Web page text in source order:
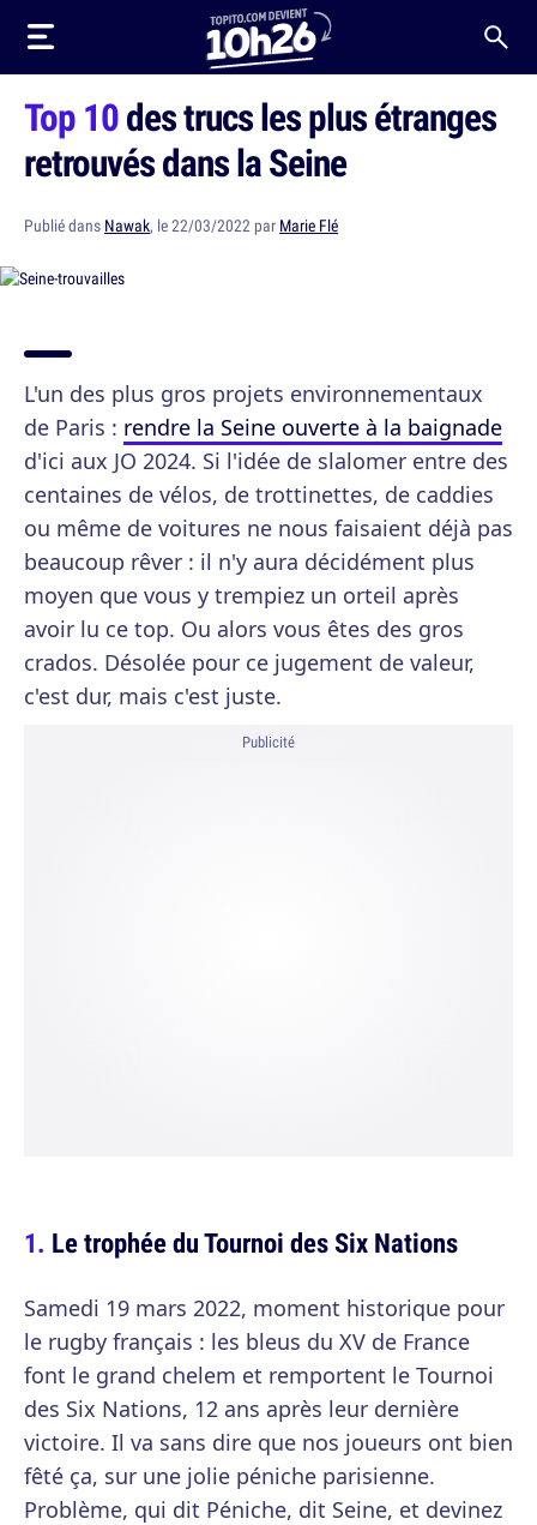
Top 10des trucs les plus étranges
retrouvés dans la Seine
Publié dans Nawak, le 22/03/2022 par Marie Flé
L'un des plus gros projets environnementaux
de Paris : rendre la Seine ouverte à la baignade
d'ici aux JO 2024. Si l'idée de slalomer entre des
centaines de vélos, de trottinettes, de caddies
ou même de voitures ne nous faisaient déjà pas
beaucoup rêver : il n'y aura décidément plus
moyen que vous y trempiez un orteil après
avoir lu ce top. Ou alors vous êtes des gros
crados. Désolée pour ce jugement de valeur,
c'est dur, mais c'est juste.
Publicité
Le trophée du Tournoi des Six Nations
Samedi 19 mars 2022, moment historique pour
le rugby français : les bleus du XV de France
font le grand chelem et remportent le Tournoi
des Six Nations, 12 ans après leur dernière
victoire. Il va sans dire que nos joueurs ont bien
fêté ça, sur une jolie péniche parisienne.
Problème, qui dit Péniche, dit Seine, et devinez